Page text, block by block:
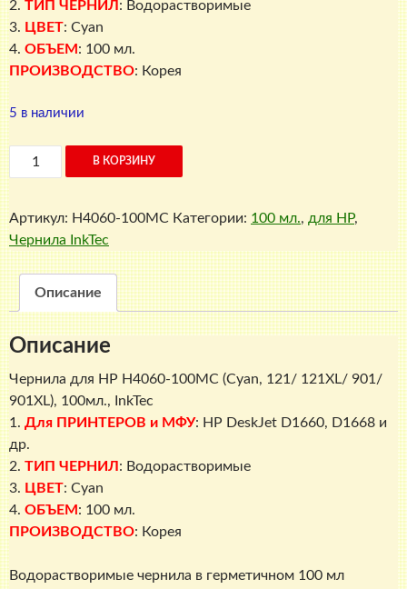
2. ТИП ЧЕРНИЛ : Водорастворимые
3. ЦВЕТ: Cyan
4. ОБЪЕМ : 100 мл.
ПРОИЗВОДСТВО: Корея
5 в наличии
Количество
товара
Чернила
для
HP
H4060-
100MC
(Cyan,
121/
121XL/
901/
901XL),
100мл.,
InkTec
В КОРЗИНУ
Артикул: H4060-100MC Категории: 100 мл., для HP,
Чернила InkTec
Описание
Описание
Чернила для HP H4060-100MC (Cyan, 121/ 121XL/ 901/
901XL), 100мл., InkTec
1. Для ПРИНТЕРОВ и МФУ: HP DeskJet D1660, D1668 и
др.
2. ТИП ЧЕРНИЛ : Водорастворимые
3. ЦВЕТ: Cyan
4. ОБЪЕМ : 100 мл.
ПРОИЗВОДСТВО: Корея
Водорастворимые чернила в герметичном 100 мл